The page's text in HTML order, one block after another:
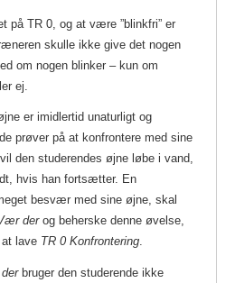
på TR 0, og at være ”blinkfri” er
skulle ikke give det nogen
om nogen blinker – kun om
ej.
er imidlertid unaturligt og
prøver på at konfrontere med sine
den studerendes øjne løbe i vand,
hvis han fortsætter. En
besvær med sine øjne, skal
derog beherske denne øvelse,
lave TR 0 Konfrontering.
bruger den studerende ikke